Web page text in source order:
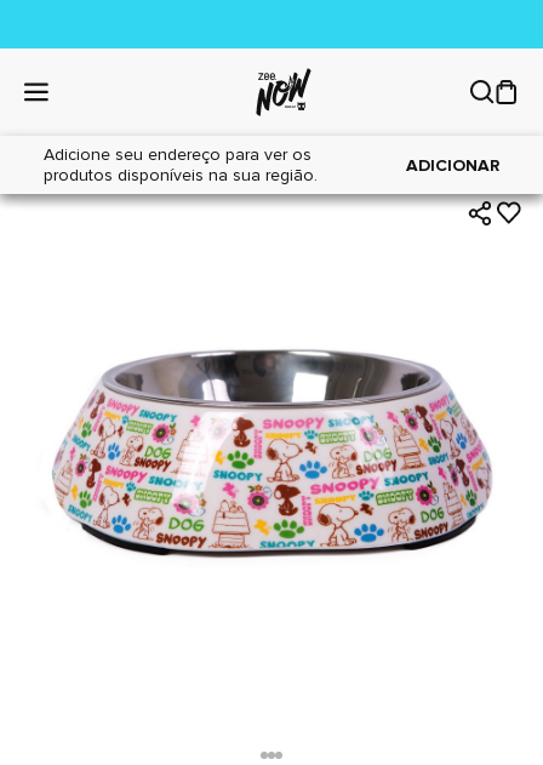
Adicione seu endereço para ver os
produtos disponíveis na sua região.
ADICIONAR
Home|Cães|Acessórios